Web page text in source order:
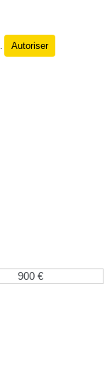
Autoriser
900 €